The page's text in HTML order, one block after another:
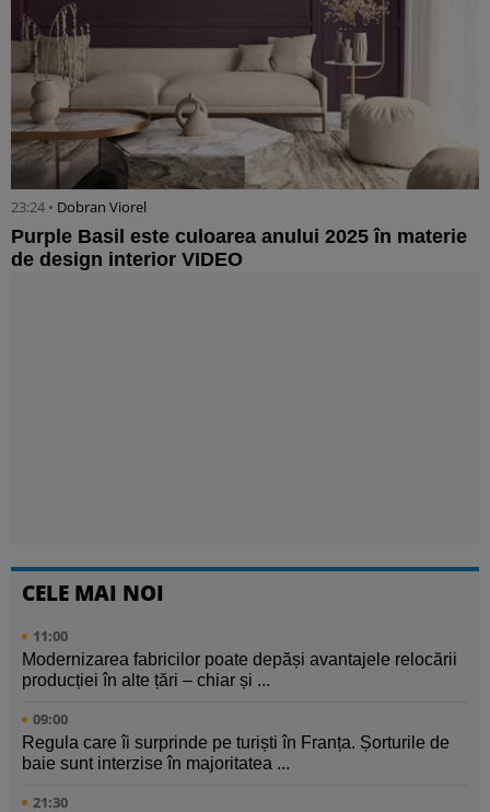
23:24 • Dobran Viorel
Purple Basil este culoarea anului 2025 în materie
de design interior VIDEO
CELE MAI NOI
11:00
Modernizarea fabricilor poate depăși avantajele relocării
producției în alte țări – chiar și ...
09:00
Regula care îi surprinde pe turiști în Franța. Șorturile de
baie sunt interzise în majoritatea ...
21:30